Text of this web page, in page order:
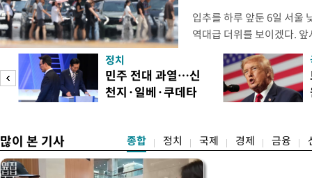
입추를 하루 앞둔 6일 서울
역대급 더위를 보이겠다.
이날 서울에서도 예보치
이 관측될 가능성이 제기된
남에는 최고기온이 39도
로 올라 생명을 위협하는
정치
민주 전대 과열…신
천지·일베·쿠데타
많이 본 기사 종합 정치 국제 경제 금융